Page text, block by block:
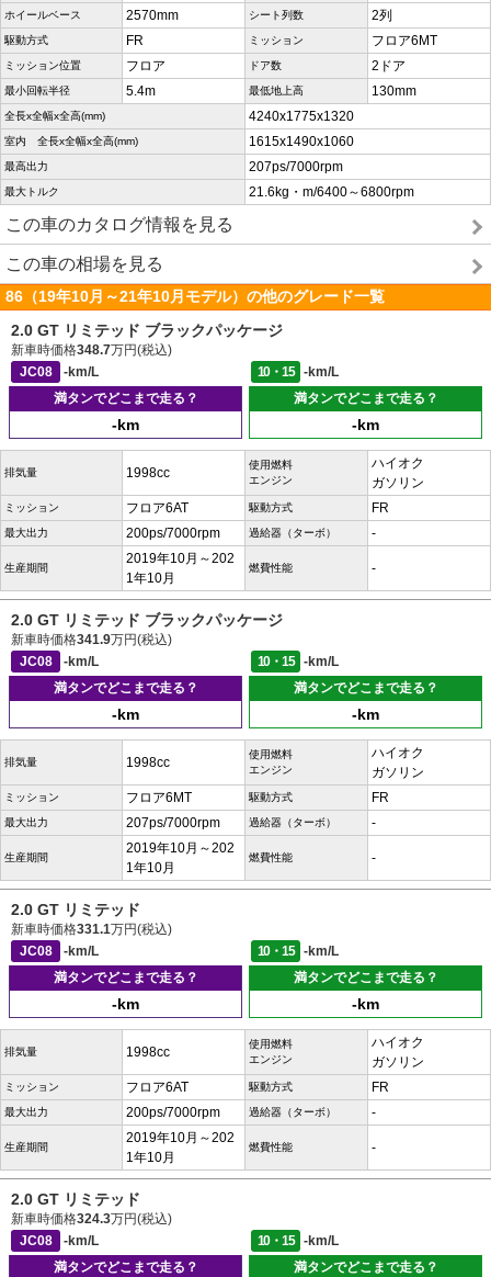
ホイールベース 2570mm シート列数 2列
駆動方式 FR ミッション フロア6MT
ミッション位置 フロア ドア数 2ドア
最小回転半径 5.4m 最低地上高 130mm
全長x全幅x全高(mm) 4240x1775x1320
室内 全長x全幅x全高(mm) 1615x1490x1060
最高出力 207ps/7000rpm
最大トルク 21.6kg・m/6400～6800rpm
この車のカタログ情報を見る
この車の相場を見る
86（19年10月～21年10月モデル）の他のグレード一覧
2.0 GT リミテッド ブラックパッケージ
新車時価格348.7万円(税込)
JC08
-km/L 10・15
-km/L
満タンでどこまで走る？
-km
満タンでどこまで走る？
-km
排気量 1998cc
使用燃料
エンジン
ハイオク
ガソリン
ミッション フロア6AT 駆動方式 FR
最大出力 200ps/7000rpm 過給器（ターボ） -
生産期間
2019年10月～202
1年10月
燃費性能 -
2.0 GT リミテッド ブラックパッケージ
新車時価格341.9万円(税込)
JC08
-km/L 10・15
-km/L
満タンでどこまで走る？
-km
満タンでどこまで走る？
-km
排気量 1998cc
使用燃料
エンジン
ハイオク
ガソリン
ミッション フロア6MT 駆動方式 FR
最大出力 207ps/7000rpm 過給器（ターボ） -
生産期間
2019年10月～202
1年10月
燃費性能 -
2.0 GT リミテッド
新車時価格331.1万円(税込)
JC08
-km/L 10・15
-km/L
満タンでどこまで走る？
-km
満タンでどこまで走る？
-km
排気量 1998cc
使用燃料
エンジン
ハイオク
ガソリン
ミッション フロア6AT 駆動方式 FR
最大出力 200ps/7000rpm 過給器（ターボ） -
生産期間
2019年10月～202
1年10月
燃費性能 -
2.0 GT リミテッド
新車時価格324.3万円(税込)
JC08
-km/L 10・15
-km/L
満タンでどこまで走る？
満タンでどこまで走る？